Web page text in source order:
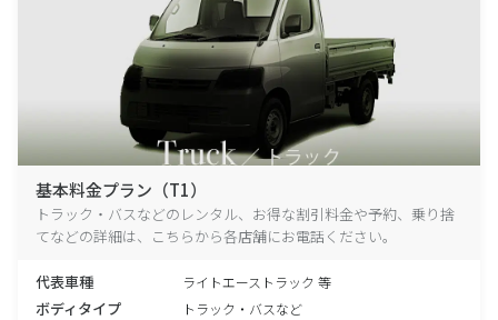
基本料金プラン（T1）
トラック・バスなどのレンタル、お得な割引料金や予約、乗り捨
てなどの詳細は、こちらから各店舗にお電話ください。
代表車種 ライトエーストラック 等
ボディタイプ トラック・バスなど